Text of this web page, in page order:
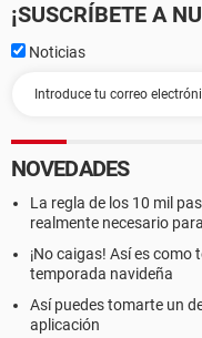
¡SUSCRÍBETE A
Noticias
NOVEDADES
La regla de los 10 mil
realmente necesario
¡No caigas! Así es
temporada navideña
Así puedes tomarte un
aplicación